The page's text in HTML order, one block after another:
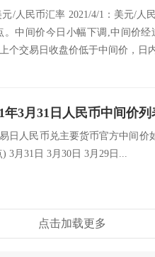
/人民币汇率 2021/4/1：美元/人
。中间价今日小幅下调,中间价
个交易日收盘价低于中间价，日
年3月31日人民币中间价列
日人民币兑主要货币官方中间价
3月31日 3月30日 3月29日...
点击加载更多